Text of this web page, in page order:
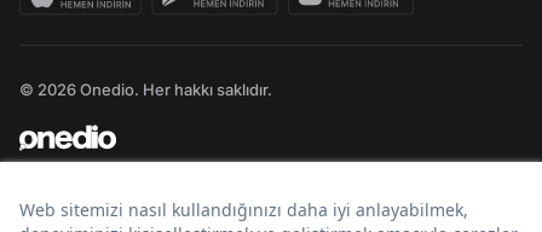
© 2026 Onedio. Her hakkı saklıdır.
Bir markasıdır.